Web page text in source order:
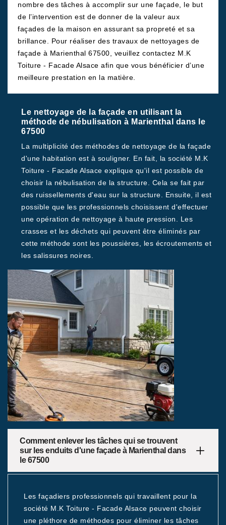
nombre des tâches à accomplir sur une façade, le but
de l’intervention est de donner de la valeur aux
façades de la maison en assurant sa propreté et sa
brillance. Pour réaliser des travaux de nettoyages de
façade à Marienthal 67500, veuillez contactez M.K
Toiture - Facade Alsace afin que vous bénéficier d’une
meilleure prestation en la matière.
Le nettoyage de la façade en utilisant la
méthode de nébulisation à Marienthal dans le
67500
La multiplicité des méthodes de nettoyage de la façade
d'une habitation est à souligner. En fait, la société M.K
Toiture - Facade Alsace explique qu'il est possible de
choisir la nébulisation de la structure. Cela se fait par
des ruissellements d'eau sur la structure. Ensuite, il est
possible que les professionnels choisissent d'effectuer
une opération de nettoyage à haute pression. Les
crasses et les déchets qui peuvent être éliminés par
cette méthode sont les poussières, les écroutements et
les salissures noires.
Comment enlever les tâches qui se trouvent
sur les enduits d'une façade à Marienthal dans
le 67500
Les façadiers professionnels qui travaillent pour la
société M.K Toiture - Facade Alsace peuvent choisir
une pléthore de méthodes pour éliminer les tâches